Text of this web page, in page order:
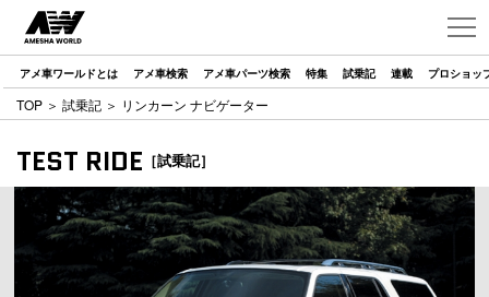
アメ車ワールドとは アメ車検索 アメ車パーツ検索 特集 試乗記 連載 プロショッ
TOP ＞ 試乗記 ＞ リンカーン ナビゲーター
TEST RIDE ［試乗記］